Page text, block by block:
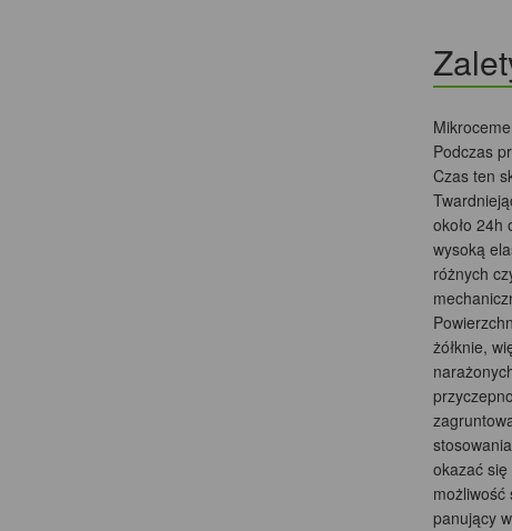
Podczas
Czas ten
około 24h
wysoką
różnych
żółknie,
okazać
możliwość
panujący